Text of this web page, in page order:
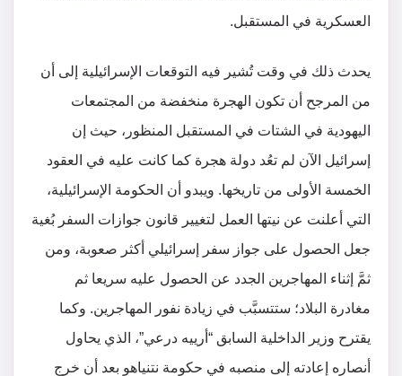
العسكرية في المستقبل.
يحدث ذلك في وقت تُشير فيه التوقعات الإسرائيلية إلى أن
من المرجح أن تكون الهجرة منخفضة من المجتمعات
اليهودية في الشتات في المستقبل المنظور، حيث إن
إسرائيل الآن لم تعُد دولة هجرة كما كانت عليه في العقود
الخمسة الأولى من تاريخها. ويبدو أن الحكومة الإسرائيلية،
التي أعلنت عن نيتها العمل لتغيير قانون جوازات السفر بُغية
جعل الحصول على جواز سفر إسرائيلي أكثر صعوبة، ومن
ثمَّ إثناء المهاجرين الجدد عن الحصول عليه سريعا ثم
مغادرة البلاد؛ ستتسبَّب في زيادة نفور المهاجرين. وكما
يقترح وزير الداخلية السابق “أرييه درعي”، الذي يحاول
أنصاره إعادته إلى منصبه في حكومة نتنياهو بعد أن خرج